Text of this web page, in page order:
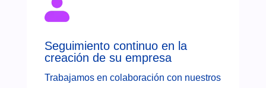
Seguimiento continuo en la
creación de su empresa
Trabajamos en colaboración con nuestros